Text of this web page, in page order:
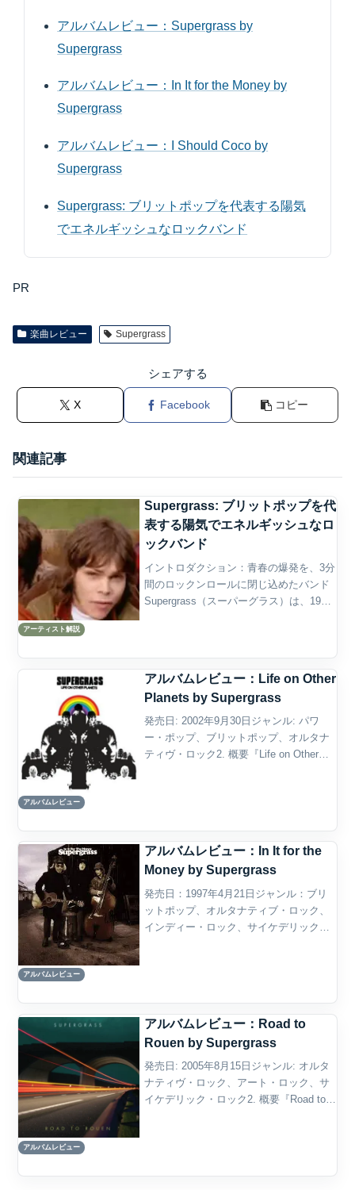
アルバムレビュー：Supergrass by
Supergrass
アルバムレビュー：In It for the Money by
Supergrass
アルバムレビュー：I Should Coco by
Supergrass
Supergrass: ブリットポップを代表する陽気
でエネルギッシュなロックバンド
PR
楽曲レビュー Supergrass
シェアする
X Facebook コピー
関連記事
アーティスト解説
Supergrass: ブリットポップを代
表する陽気でエネルギッシュなロ
ックバンド
イントロダクション：青春の爆発を、3分
間のロックンロールに閉じ込めたバンド
Supergrass（スーパーグラス）は、1990
ー...
アルバムレビュー
アルバムレビュー：Life on Other
Planets by Supergrass
発売日: 2002年9月30日ジャンル: パワ
ー・ポップ、ブリットポップ、オルタナ
ティヴ・ロック2. 概要『Life on Other
アルバムレビュー
アルバムレビュー：In It for the
Money by Supergrass
発売日：1997年4月21日ジャンル：ブリ
ットポップ、オルタナティブ・ロック、
インディー・ロック、サイケデリック・
アルバムレビュー
アルバムレビュー：Road to
Rouen by Supergrass
発売日: 2005年8月15日ジャンル: オルタ
ナティヴ・ロック、アート・ロック、サ
イケデリック・ロック2. 概要『Road to